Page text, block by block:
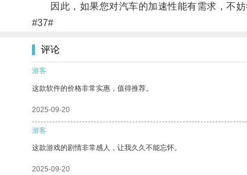
因此，如果您对汽车的加速性能有需求，不妨
#37#
评论
游客
这款软件的价格非常实惠，值得推荐。
2025-09-20
游客
这款游戏的剧情非常感人，让我久久不能忘怀。
2025-09-20